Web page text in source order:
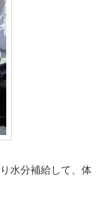
水分補給して、体